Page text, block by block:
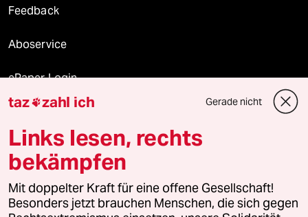
Feedback
Aboservice
ePaper Login
Downloads für Abonnierende
© 2026 taz Verlags und Vertriebs GmbH
Alle Rechte vorbehalten. Bei rechtlichen Fragen oder für Genehmigungen
wenden Sie sich bitte an
lizenzen@taz.de
taz zahl ich Gerade nicht
Links lesen, rechts
bekämpfen
Mit doppelter Kraft für eine offene Gesellschaft!
Besonders jetzt brauchen Menschen, die sich gegen